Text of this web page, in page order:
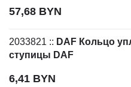
57,68 BYN
2033821 :: DAF Кольцо
ступицы DAF
6,41 BYN